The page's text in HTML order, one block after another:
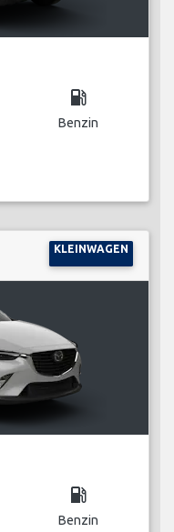
local_gas_station
Benzin
KLEINWAGEN
local_gas_station
Benzin